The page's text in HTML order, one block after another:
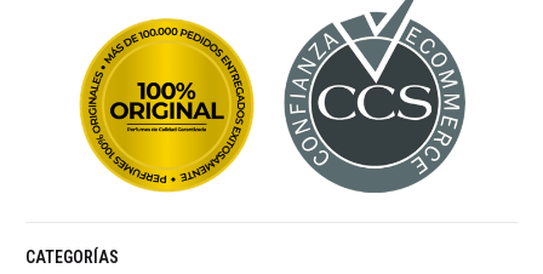
CATEGORÍAS